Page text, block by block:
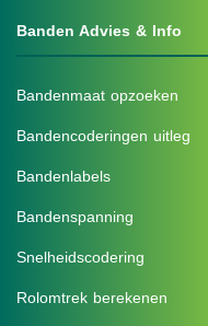
Banden Advies & Info
Bandenmaat opzoeken
Bandencoderingen uitleg
Bandenlabels
Bandenspanning
Snelheidscodering
Rolomtrek berekenen